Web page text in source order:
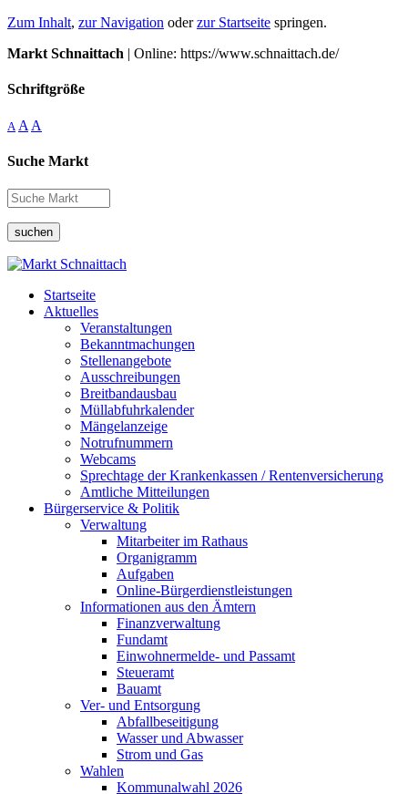
Zum Inhalt, zur Navigation oderzur Startseite springen.
Markt Schnaittach | Online: https://www.schnaittach.de/
Schriftgröße
A A A
Suche Markt
suchen
Startseite
Aktuelles
Veranstaltungen
Bekanntmachungen
Stellenangebote
Ausschreibungen
Breitbandausbau
Müllabfuhrkalender
Mängelanzeige
Notrufnummern
Webcams
Sprechtage der Krankenkassen / Rentenversicherung
Amtliche Mitteilungen
Bürgerservice & Politik
Verwaltung
Mitarbeiter im Rathaus
Organigramm
Aufgaben
Online-Bürgerdienstleistungen
Informationen aus den Ämtern
Finanzverwaltung
Fundamt
Einwohnermelde- und Passamt
Steueramt
Bauamt
Ver- und Entsorgung
Abfallbeseitigung
Wasser und Abwasser
Strom und Gas
Wahlen
Kommunalwahl 2026